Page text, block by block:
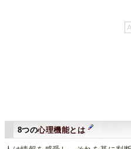
8つの心理機能とは